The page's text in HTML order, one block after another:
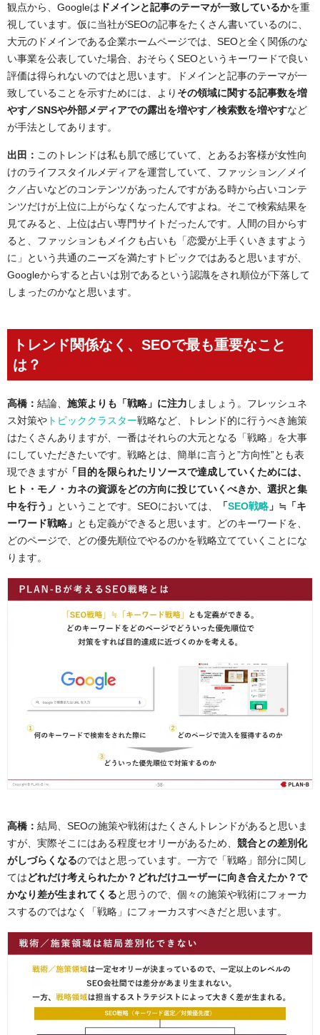
観点から、Googleは ドメインと記事のテーマが一致しているかを重
視しています。仮に当社がSEOの記事をたくさん書いているのに、
大元のドメインである企業ホームページでは、SEOと全く関係のな
い事業を公表していた場合、おそらくSEOというキーワードで良い
評価は得られないのではと思います。ドメインと記事のテーマが一
致していることを示すためには、より その領域に関する記事数を増
やす／SNSや外部メディアでの露出を増やす／検索数を増やすなど
が手法としてあります。
出田： このトレンドは私も肌で感じていて、とあるお客様が女性向
けのライフスタイルメディアを運営していて、ファッション／メイ
ク／占いなどのコンテンツがあったんですがある時から占いコンテ
ンツだけが上位に上がらなくなったんですよね。そこで検索結果を
見てみると、上位は占い専門サイトだったんです。人間の目からす
ると、ファッションもメイクも占いも「恋愛が上手くいきますよう
に」という共通のニーズを満たすトピックではあると思いますが、
Googleからすると占いは別であるという認識をされ順位が下落して
しまったのかなと思います。
トレンド関係なく、SEOで最も重要なこと
は？
高橋： 結論、 施策よりも「戦略」に注力 しましょう。フレッシュネ
ス対策や トピッククラスター戦略など、トレンド的に行うべき施策
はたくさんありますが、一番はそれらの大元となる「戦略」を大事
にしていただきたいです。戦略とは、簡単に言うと”方向性”とも表
現できますが 「目的を限られたリソースで達成していくためには、
ヒト・モノ・カネの資源をどの方向に投じていくべきか、選択と集
中を行う」 ということです。SEOにおいては、 「SEO戦略 」≒「キ
ーワード戦略」 とも定義ができると思います。どのキーワードを、
どのページで、どの優先順位でやるのかを戦略立てていくことにな
ります。
高橋： 結局、SEOの施策や戦術はたくさんトレンドがあると思いま
すが、実際そこにはある程度セオリーがあるため、 競合との差別化
がしづらくなるのではと思っています。一方で「戦略」部分に関し
てはどれだけ考えられたか？どれだけユーザーに向き合えたか？で
かなり差が生まれてくると思うので、個々の施策や戦術にフォーカ
スするのではなく「戦略」にフォーカスすべきだと思います。